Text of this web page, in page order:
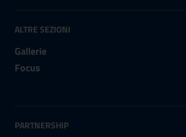
ALTRE SEZIONI
Gallerie
Focus
PARTNERSHIP